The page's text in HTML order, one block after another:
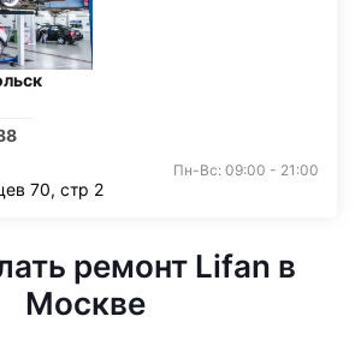
Пн-Вс: 09:00 - 21:00
70, стр 2
ремонт Lifan в
Москве